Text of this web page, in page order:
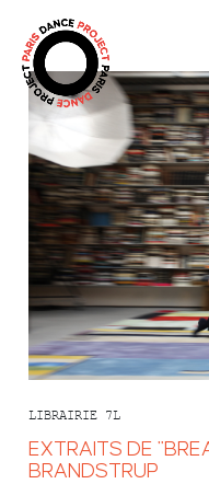
LIBRAIRIE 7L
EXTRAITS DE
BRANDSTRUP